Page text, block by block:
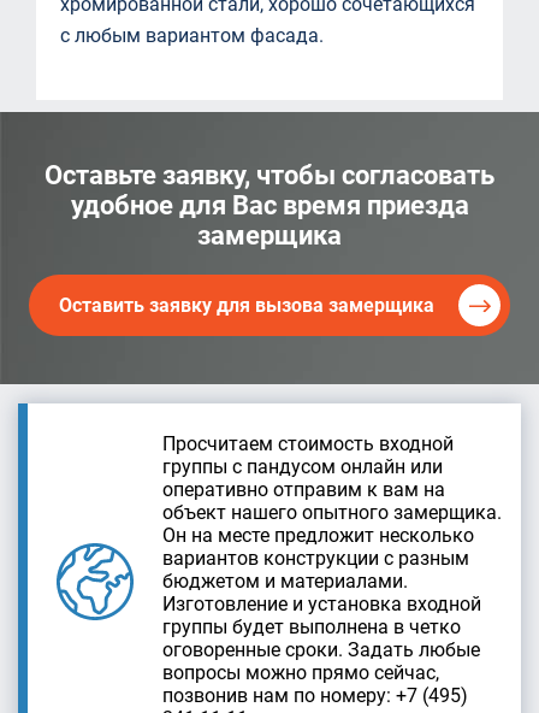
с любым вариантом фасада.
Оставьте заявку, чтобы согласовать
удобное для Вас время приезда
замерщика
Оставить заявку для вызова замерщика
Просчитаем стоимость входной
группы с пандусом онлайн или
оперативно отправим к вам на
объект нашего опытного замерщика.
Он на месте предложит несколько
вариантов конструкции с разным
бюджетом и материалами.
Изготовление и установка входной
группы будет выполнена в четко
оговоренные сроки. Задать любые
вопросы можно прямо сейчас,
позвонив нам по номеру: +7 (495)